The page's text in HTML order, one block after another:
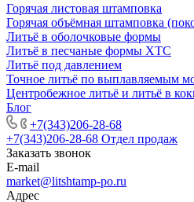
Горячая листовая штамповка
Горячая объёмная штамповка
Литьё в оболочковые формы
Литьё в песчаные формы ХТС
Литьё под давлением
Точное литьё по выплавляемым
Центробежное литьё и литьё в
Блог
+7(343)206-28-68
+7(343)206-28-68 Отдел продаж
Заказать звонок
E-mail
market@litshtamp-po.ru
Адрес